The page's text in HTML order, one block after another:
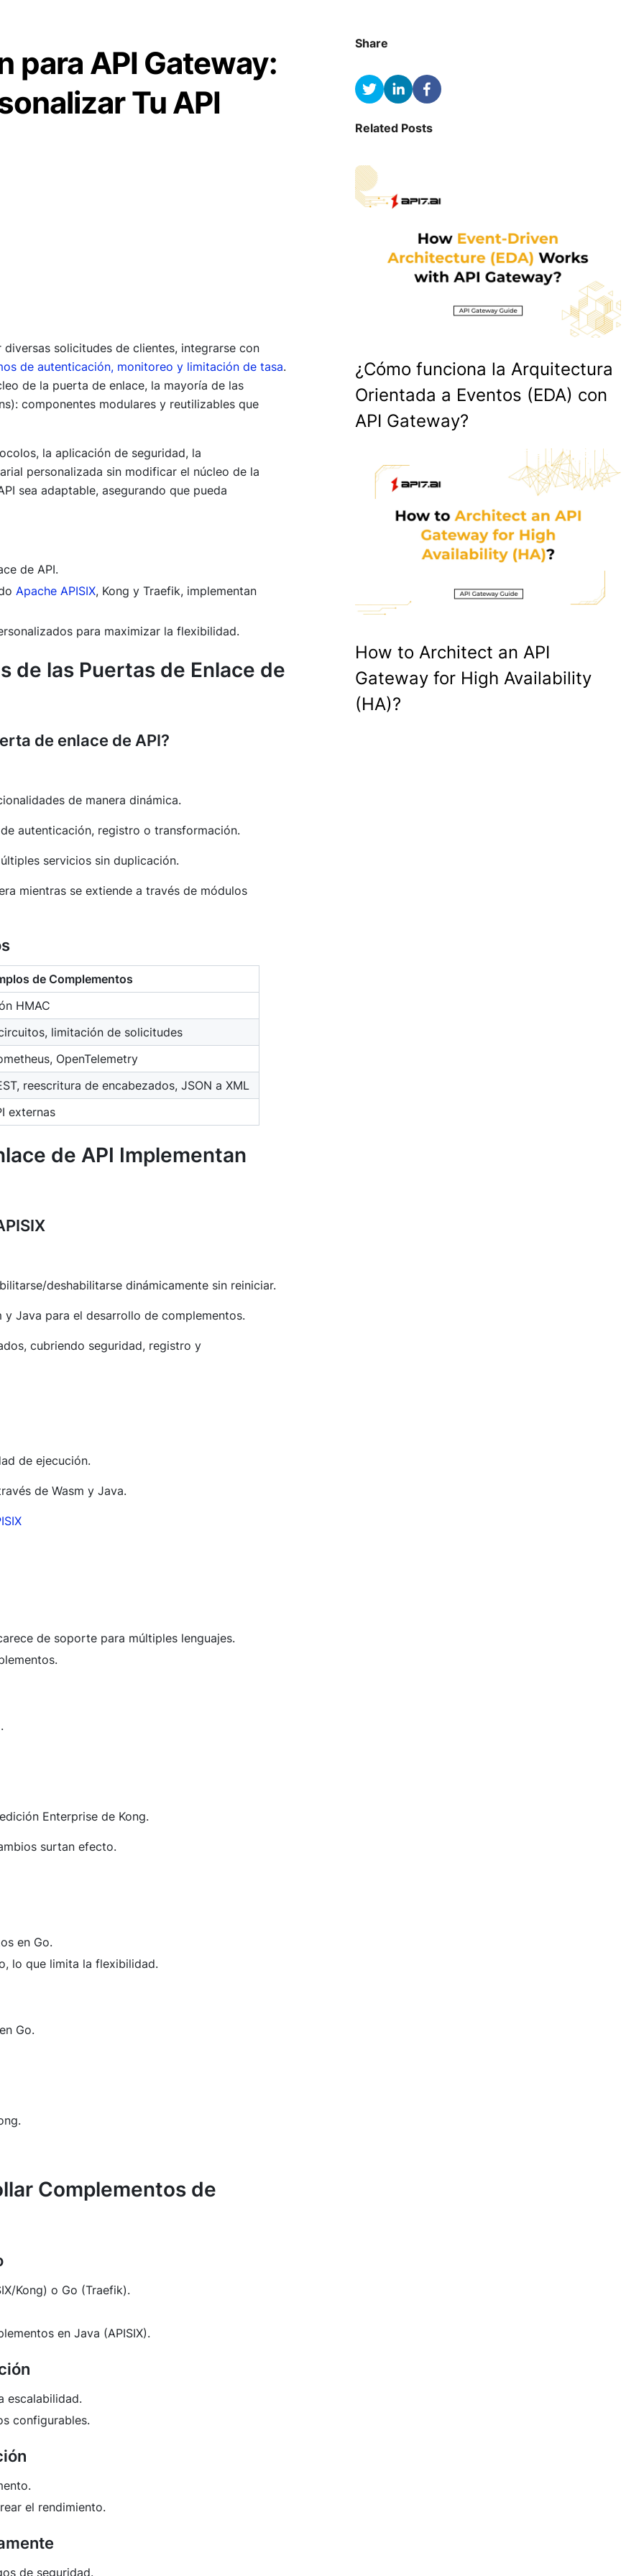
para API Gateway:
Tu API
solicitudes de clientes, integrarse con
de autenticación, monitoreo y limitación de tasa.
de la puerta de enlace, la mayoría de las
componentes modulares y reutilizables que
la aplicación de seguridad, la
personalizada sin modificar el núcleo de la
sea adaptable, asegurando que pueda
de API.
Apache APISIX, Kong y Traefik, implementan
para maximizar la flexibilidad.
de las Puertas de Enlace de
de enlace de API?
de manera dinámica.
autenticación, registro o transformación.
servicios sin duplicación.
mientras se extiende a través de módulos
de Complementos
HMAC
limitación de solicitudes
OpenTelemetry
reescritura de encabezados, JSON a XML
externas
de API Implementan
deshabilitarse dinámicamente sin reiniciar.
Java para el desarrollo de complementos.
cubriendo seguridad, registro y
de ejecución.
de Wasm y Java.
de soporte para múltiples lenguajes.
Enterprise de Kong.
surtan efecto.
en Go.
lo que limita la flexibilidad.
Go.
Complementos de
Kong) o Go (Traefik).
en Java (APISIX).
escalabilidad.
configurables.
el rendimiento.
de seguridad.
Share
Related Posts
¿Cómo funciona la Arquitectura
Orientada a Eventos (EDA) con
API Gateway?
How to Architect an API
Gateway for High Availability
(HA)?